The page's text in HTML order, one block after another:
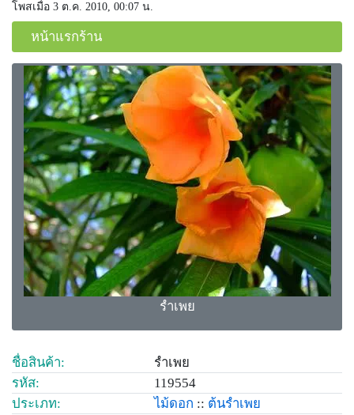
โพสเมื่อ 3 ต.ค. 2010, 00:07 น.
หน้าแรกร้าน
รำเพย
ชื่อสินค้า:
รำเพย
รหัส:
119554
ประเภท:
ไม้ดอก :: ต้นรำเพย